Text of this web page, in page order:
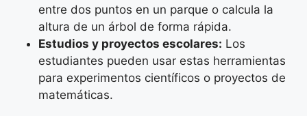
entre dos puntos en un parque o calcula la
altura de un árbol de forma rápida.
Estudios y proyectos escolares: Los
estudiantes pueden usar estas herramientas
para experimentos científicos o proyectos de
matemáticas.